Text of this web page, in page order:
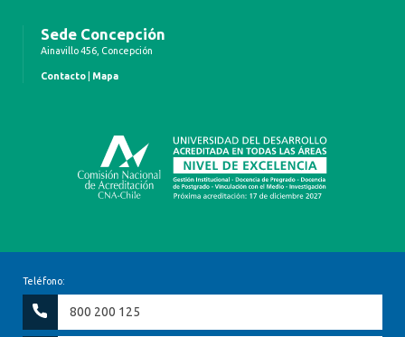
Sede Concepción
Ainavillo 456, Concepción
Contacto Mapa
Teléfono:
800 200 125